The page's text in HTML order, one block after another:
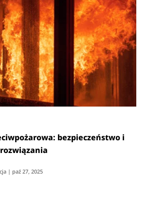
bezpieczeństwo i
| paź 27, 2025